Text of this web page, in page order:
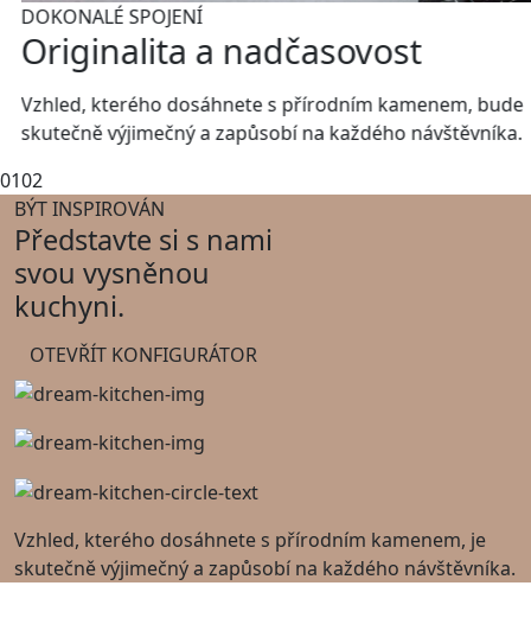
DOKONALÉ SPOJENÍ
Originalita a nadčasovost
Vzhled, kterého dosáhnete s přírodním kamenem, bude
skutečně výjimečný a zapůsobí na každého návštěvníka.
0102
BÝT INSPIROVÁN
Představte si s nami
svou vysněnou
kuchyni.
OTEVŘÍT KONFIGURÁTOR
Vzhled, kterého dosáhnete s přírodním kamenem, je
skutečně výjimečný a zapůsobí na každého návštěvníka.